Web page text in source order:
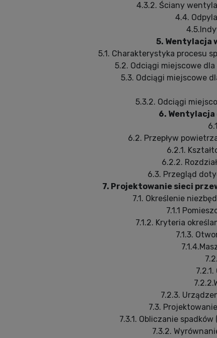
4.3.2. Ściany
4.4.
5. Wentylacja
5.1. Charakterystyka procesu
5.2. Odciągi miejscowe
5.3. Odciągi miejscowe
5.3.2. Odciągi
6. Wentylacja
6.2. Przepływ
6.2.1.
6.2.2.
6.3. Przegląd
7. Projektowanie sieci
7.1. Określenie
7.1.1
7.1.2. Kryteria
7.1.3.
7.2.3.
7.3.
7.3.1. Obliczanie
7.3.2.